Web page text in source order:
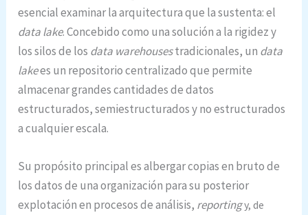
esencial examinar la arquitectura que la sustenta: el
data lake. Concebido como una solución a la rigidez y
los silos de los data warehousestradicionales, un data
lakees un repositorio centralizado que permite
almacenar grandes cantidades de datos
estructurados, semiestructurados y no estructurados
a cualquier escala.
Su propósito principal es albergar copias en bruto de
los datos de una organización para su posterior
explotación en procesos de análisis, reportingy, de